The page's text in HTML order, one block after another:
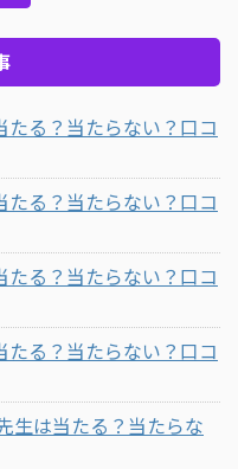
る？当たらない？口コ
る？当たらない？口コ
る？当たらない？口コ
る？当たらない？口コ
生は当たる？当たらな